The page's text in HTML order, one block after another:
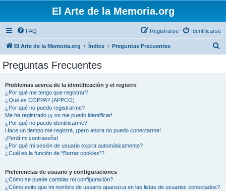
El Arte de la Memoria.org
FAQ Identificarse
Registrarse
El Arte de la Memoria.org Índice Preguntas Frecuentes
Preguntas Frecuentes
Problemas acerca de la identificación y el registro
¿Por qué me tengo que registrar?
¿Qué es COPPA? (APPCO)
¿Por qué no puedo registrarme?
Me he registrado ¡y no me puedo identificar!
¿Por qué no puedo identificarme?
Hace un tiempo me registré, ¡pero ahora no puedo conectarme!
¡Perdí mi contraseña!
¿Por qué mi sesión de usuario expira automáticamente?
¿Cuál es la función de “Borrar cookies”?
Preferencias de usuario y configuraciones
¿Cómo se puede cambiar mi configuración?
¿Cómo evito que mi nombre de usuario aparezca en las listas de usuarios conectados?